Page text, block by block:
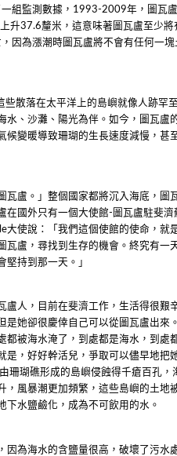
組監測數據， 1993-2009年，圖瓦
升37.6釐米，這意味著圖瓦盧至少將
因為漲潮時圖瓦盧將不會有任何一
散落在太平洋上的島嶼就像人跡罕
、沙灘、陽光為伴。如今，圖瓦盧
候變暖導致珊瑚的生長速度減慢，甚
瓦盧。」整個國家都將沉入海底，圖
在國外只有一個大使館- 圖瓦盧駐斐濟
大使說：「我們這個使館的使命，就
瓦盧，尋找到生存的機會。終究有一
持到那一天。」
盧人，目前在斐濟工作，生活得很艱
她卻很慶倖自己可以從圖瓦盧出來
都被海水淹了，到處都是海水，到處
是，好好幹活兒，爭取可以儘早地把
珊瑚礁形成的島嶼侵蝕得千瘡百孔，
，風暴潮更加頻繁，這些島嶼的土地
下水鹽鹼化，成為不可飲用的水。
因為海水的含鹽量很高，破壞了污水